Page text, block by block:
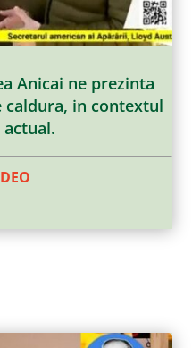
Anicai ne prezinta
in contextul